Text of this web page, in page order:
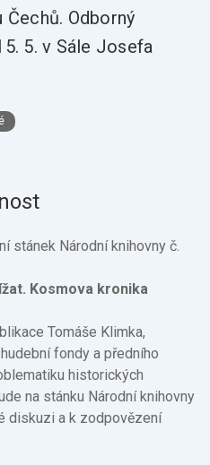
Odborný
5. v Sále Josefa
stánek Národní knihovny č.
Kosmova kronika
Tomáše Klimka,
fondy a předního
historických
na stánku Národní knihovny
diskuzi a k zodpovězení